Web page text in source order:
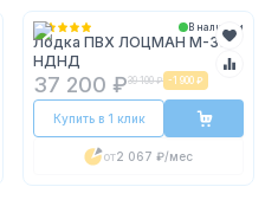
В наличии
Лодка ПВХ ЛОЦМАН М-330
НДНД
37 200 ₽39 100 ₽ -1 900 ₽
Купить в 1 клик
от2 067 ₽/мес